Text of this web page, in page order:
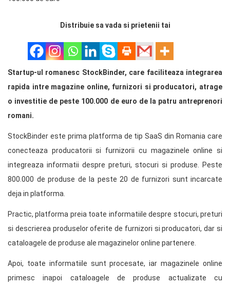
Distribuie sa vada si prietenii tai
Startup-ul romanesc StockBinder, care faciliteaza integrarea
rapida intre magazine online, furnizori si producatori, atrage
o investitie de peste 100.000 de euro de la patru antreprenori
romani.
StockBinder este prima platforma de tip SaaS din Romania care
conecteaza producatorii si furnizorii cu magazinele online si
integreaza informatii despre preturi, stocuri si produse. Peste
800.000 de produse de la peste 20 de furnizori sunt incarcate
deja in platforma.
Practic, platforma preia toate informatiile despre stocuri, preturi
si descrierea produselor oferite de furnizori si producatori, dar si
cataloagele de produse ale magazinelor online partenere.
Apoi, toate informatiile sunt procesate, iar magazinele online
primesc inapoi cataloagele de produse actualizate cu